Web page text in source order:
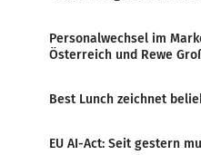
Personalwechsel im
Österreich und Rewe
Best Lunch zeichnet
EU AI-Act: Seit gestern